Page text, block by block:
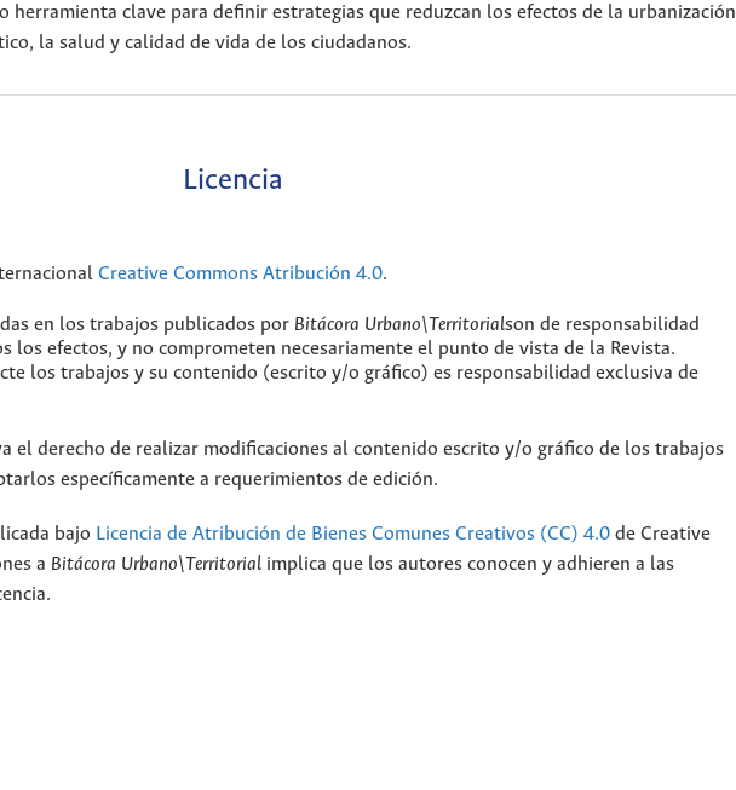
herramienta clave para definir estrategias que reduzcan los efectos de la urbanización
la salud y calidad de vida de los ciudadanos.
Licencia
Creative Commons Atribución 4.0.
en los trabajos publicados por Bitácora Urbano\Territorialson de responsabilidad
los efectos, y no comprometen necesariamente el punto de vista de la Revista.
los trabajos y su contenido (escrito y/o gráfico) es responsabilidad exclusiva de
el derecho de realizar modificaciones al contenido escrito y/o gráfico de los trabajos
específicamente a requerimientos de edición.
bajo Licencia de Atribución de Bienes Comunes Creativos (CC) 4.0 de Creative
a Bitácora Urbano\Territorial implica que los autores conocen y adhieren a las